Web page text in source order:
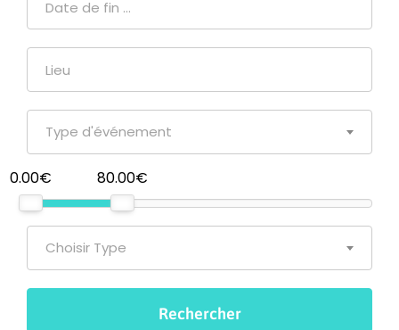
Type d'événement
0.00€ 80.00€
Choisir Type